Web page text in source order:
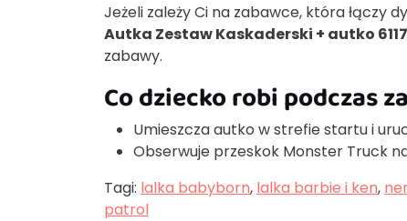
Jeżeli zależy Ci na zabawce, która łączy
Autka Zestaw Kaskaderski + autko
zabawy.
Co dziecko robi podczas
Umieszcza autko w strefie startu i
Obserwuje przeskok Monster Truck
Tagi: lalka babyborn, lalka barbie i ken,
patrol